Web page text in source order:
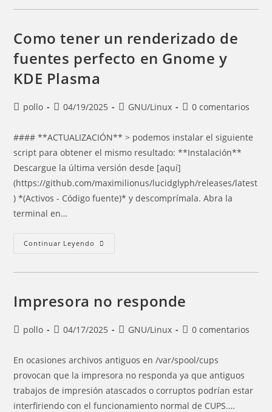
Opciones
Configuración”
Como tener un renderizado de
fuentes perfecto en Gnome y
KDE Plasma
Autor
la
entrada:
pollo
Entrada
04/19/2025
Categoría
la
entrada:
GNU/Linux
Comentarios
la
entrada:
0 comentarios
#### **ACTUALIZACIÓN** > podemos instalar el siguiente
script para obtener el mismo resultado: **Instalación**
Descargue la última versión desde [aquí]
(https://github.com/maximilionus/lucidglyph/releases/latest
) *(Activos - Código fuente)* y descomprímala. Abra la
terminal en…
Continuar Leyendo Como
En
KDE
Plasma
Impresora no responde
Autor
la
entrada:
pollo
Entrada
04/17/2025
Categoría
la
entrada:
GNU/Linux
Comentarios
entrada:
0 comentarios
En ocasiones archivos antiguos en /var/spool/cups
provocan que la impresora no responda ya que antiguos
trabajos de impresión atascados o corruptos podrían estar
interfiriendo con el funcionamiento normal de CUPS.…